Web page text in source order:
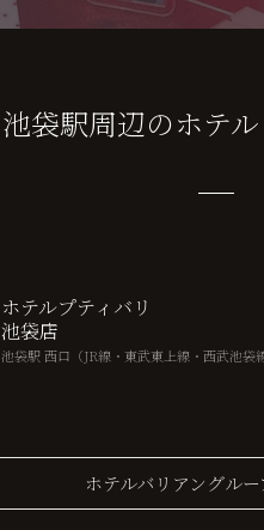
池袋駅周辺のホテル
ホテルプティバリ
池袋店
池袋駅 西口（JR線・東武東上線・西武池袋
ホテルバリアングル